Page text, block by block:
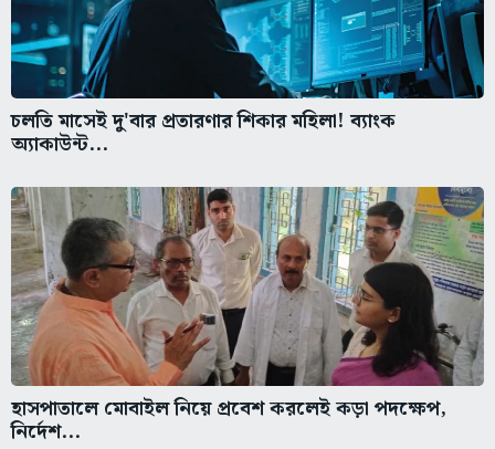
চলতি মাসেই দু'বার প্রতারণার শিকার মহিলা! ব্যাংক
অ্যাকাউন্ট...
হাসপাতালে মোবাইল নিয়ে প্রবেশ করলেই কড়া পদক্ষেপ,
নির্দেশ...